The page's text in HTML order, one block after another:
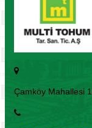
Çamköy Mahallesi